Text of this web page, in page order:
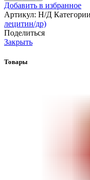
Добавить в избранное
Артикул: Н/Д
лецитин/др)
Поделиться
Закрыть
Товары